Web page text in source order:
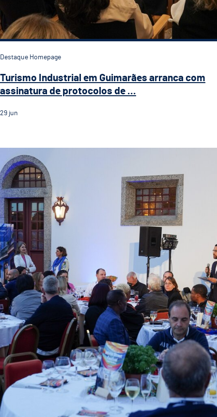
Destaque Homepage
Turismo Industrial em Guimarães arranca com
assinatura de protocolos de ...
29 jun
Guimarães acolheu reunião de 250 Agentes de